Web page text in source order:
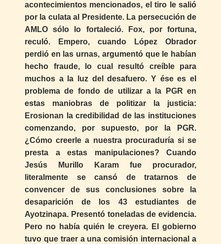
acontecimientos mencionados, el tiro le salió
por la culata al Presidente. La persecución de
AMLO sólo lo fortaleció. Fox, por fortuna,
reculó. Empero, cuando López Obrador
perdió en las urnas, argumentó que le habían
hecho fraude, lo cual resultó creíble para
muchos a la luz del desafuero. Y ése es el
problema de fondo de utilizar a la PGR en
estas maniobras de politizar la justicia:
Erosionan la credibilidad de las instituciones
comenzando, por supuesto, por la PGR.
¿Cómo creerle a nuestra procuraduría si se
presta a estas manipulaciones? Cuando
Jesús Murillo Karam fue procurador,
literalmente se cansó de tratarnos de
convencer de sus conclusiones sobre la
desaparición de los 43 estudiantes de
Ayotzinapa. Presentó toneladas de evidencia.
Pero no había quién le creyera. El gobierno
tuvo que traer a una comisión internacional a